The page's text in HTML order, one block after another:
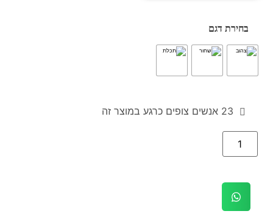
בחירת דגם
23 אנשים צופים כרגע במוצר זה